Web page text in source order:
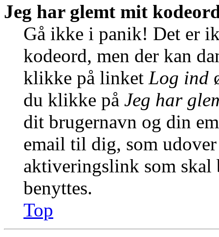
Jeg har glemt mit
Gå ikke i panik! Det er
kodeord, men der kan
klikke på linket Log ind
du klikke på Jeg har
dit brugernavn og din
email til dig, som
aktiveringslink som skal
benyttes.
Top